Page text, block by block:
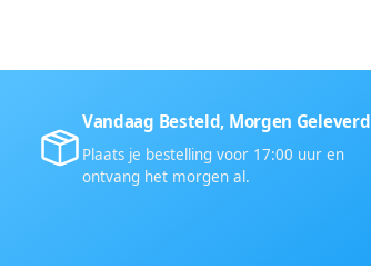
Vandaag Besteld, Morgen Geleverd
Plaats je bestelling voor 17:00 uur en
ontvang het morgen al.